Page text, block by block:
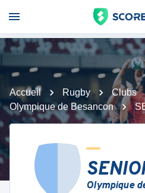
Accueil Rugby Clubs
Olympique de Besancon
Olympique